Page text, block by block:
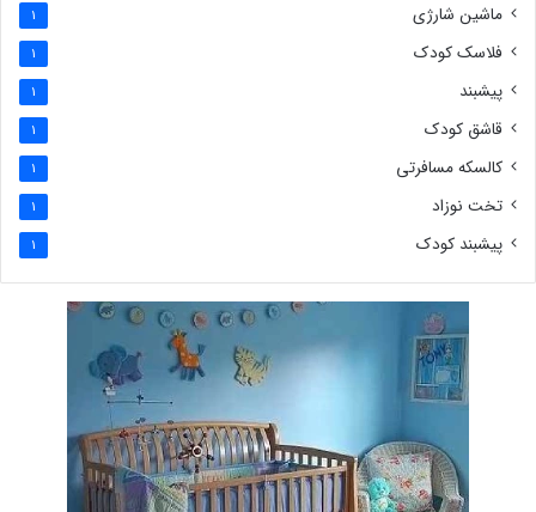
ماشین شارژی 1
فلاسک کودک 1
پیشبند 1
قاشق کودک 1
کالسکه مسافرتی 1
تخت نوزاد 1
پیشبند کودک 1